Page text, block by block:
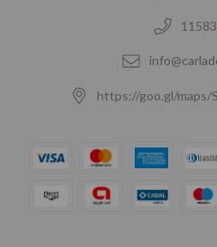
https://goo.gl/maps/